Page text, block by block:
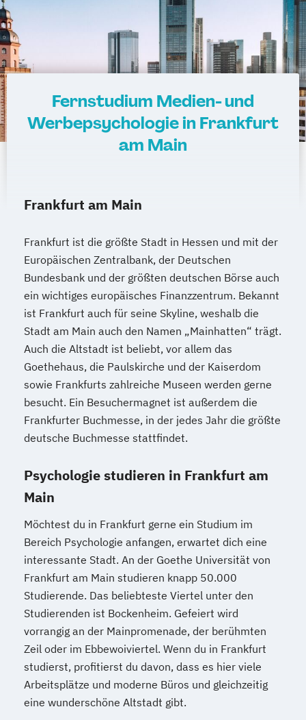
Fernstudium Medien- und
Werbepsychologie in Frankfurt
am Main
Frankfurt am Main
Frankfurt ist die größte Stadt in Hessen und mit der
Europäischen Zentralbank, der Deutschen
Bundesbank und der größten deutschen Börse auch
ein wichtiges europäisches Finanzzentrum. Bekannt
ist Frankfurt auch für seine Skyline, weshalb die
Stadt am Main auch den Namen „Mainhatten“ trägt.
Auch die Altstadt ist beliebt, vor allem das
Goethehaus, die Paulskirche und der Kaiserdom
sowie Frankfurts zahlreiche Museen werden gerne
besucht. Ein Besuchermagnet ist außerdem die
Frankfurter Buchmesse, in der jedes Jahr die größte
deutsche Buchmesse stattfindet.
Psychologie studieren in Frankfurt am
Main
Möchtest du in Frankfurt gerne ein Studium im
Bereich Psychologie anfangen, erwartet dich eine
interessante Stadt. An der Goethe Universität von
Frankfurt am Main studieren knapp 50.000
Studierende. Das beliebteste Viertel unter den
Studierenden ist Bockenheim. Gefeiert wird
vorrangig an der Mainpromenade, der berühmten
Zeil oder im Ebbewoiviertel. Wenn du in Frankfurt
studierst, profitierst du davon, dass es hier viele
Arbeitsplätze und moderne Büros und gleichzeitig
eine wunderschöne Altstadt gibt.